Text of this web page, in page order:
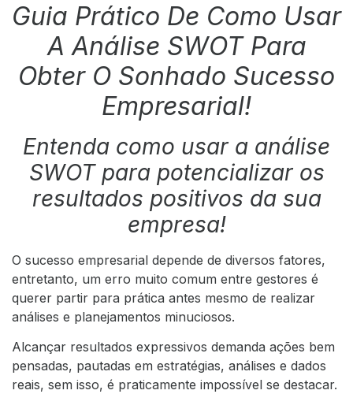
Guia Prático De Como Usar
A Análise SWOT Para
Obter O Sonhado Sucesso
Empresarial!
Entenda como usar a análise
SWOT para potencializar os
resultados positivos da sua
empresa!
O sucesso empresarial depende de diversos fatores,
entretanto, um erro muito comum entre gestores é
querer partir para prática antes mesmo de realizar
análises e planejamentos minuciosos.
Alcançar resultados expressivos demanda ações bem
pensadas, pautadas em estratégias, análises e dados
reais, sem isso, é praticamente impossível se destacar.